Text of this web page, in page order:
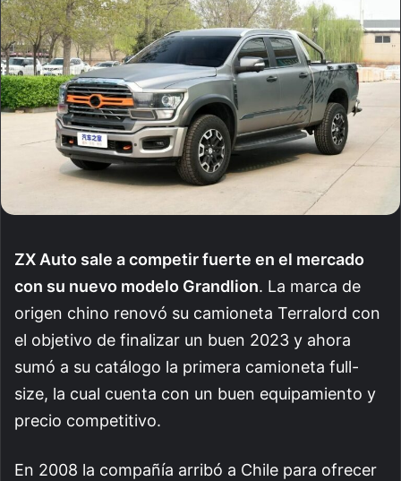
ZX Auto sale a competir fuerte en el mercado
con su nuevo modelo Grandlion. La marca de
origen chino renovó su camioneta Terralord con
el objetivo de finalizar un buen 2023 y ahora
sumó a su catálogo la primera camioneta full-
size, la cual cuenta con un buen equipamiento y
precio competitivo.
En 2008 la compañía arribó a Chile para ofrecer